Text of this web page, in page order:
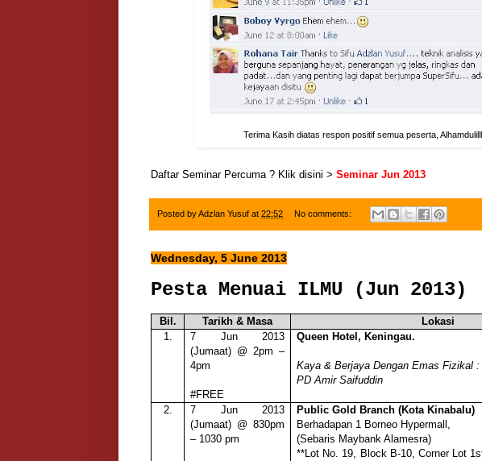
Terima Kasih diatas respon positif semua peserta,
Daftar Seminar Percuma ? Klik disini > Seminar Jun 2013
Posted byAdzlan Yusuf at 22:52 No comments:
Wednesday, 5 June 2013
Pesta Menuai ILMU (Jun 2013)
Bil. Tarikh & Masa
Lokasi
1.
7 Jun 2013
(Jumaat) @ 2pm –
4pm
#FREE
Queen Hotel, Keningau.
Kaya & Berjaya Dengan Emas Fizikal :
PD Amir Saifuddin
2.
7 Jun 2013
(Jumaat) @ 830pm
– 1030 pm
Public Gold Branch (Kota Kinabalu)
Berhadapan 1 Borneo Hypermall,
(Sebaris Maybank Alamesra)
**Lot No. 19, Block B-10, Corner Lot